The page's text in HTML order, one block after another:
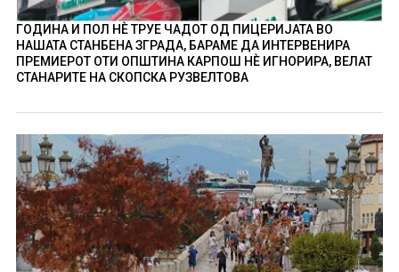
ГОДИНА И ПОЛ НÈ ТРУЕ ЧАДОТ ОД ПИЦЕРИЈАТА ВО
НАШАТА СТАНБЕНА ЗГРАДА, БАРАМЕ ДА ИНТЕРВЕНИРА
ПРЕМИЕРОТ ОТИ ОПШТИНА КАРПОШ НÈ ИГНОРИРА, ВЕЛАТ
СТАНАРИТЕ НА СКОПСКА РУЗВЕЛТОВА